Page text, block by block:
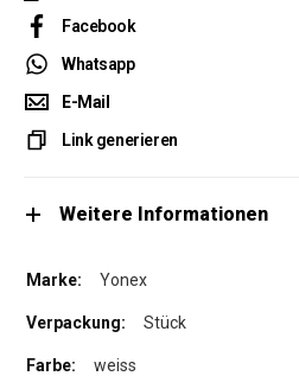
Facebook
Whatsapp
E-Mail
Link generieren
Weitere Informationen
Yonex
Stück
weiss